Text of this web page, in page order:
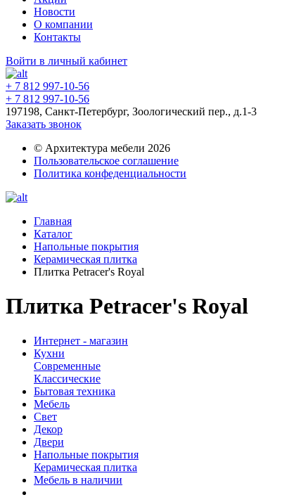
Новости
О компании
Контакты
Войти в личный кабинет
+ 7 812 997-10-56
+ 7 812 997-10-56
197198, Санкт-Петербург, Зоологический пер., д.1-3
Заказать звонок
© Архитектура мебели 2026
Пользовательское соглашение
Политика конфеденциальности
Главная
Каталог
Напольные покрытия
Керамическая плитка
Плитка Petracer's Royal
Плитка Petracer's Royal
Интернет - магазин
Кухни
Современные
Классические
Бытовая техника
Мебель
Свет
Декор
Двери
Напольные покрытия
Керамическая плитка
Мебель в наличии